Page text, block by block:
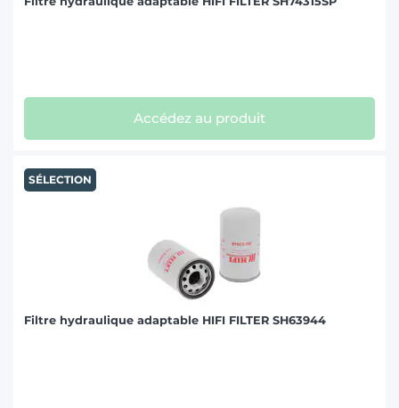
Accédez au produit
SÉLECTION
Filtre hydraulique adaptable HIFI FILTER SH63944